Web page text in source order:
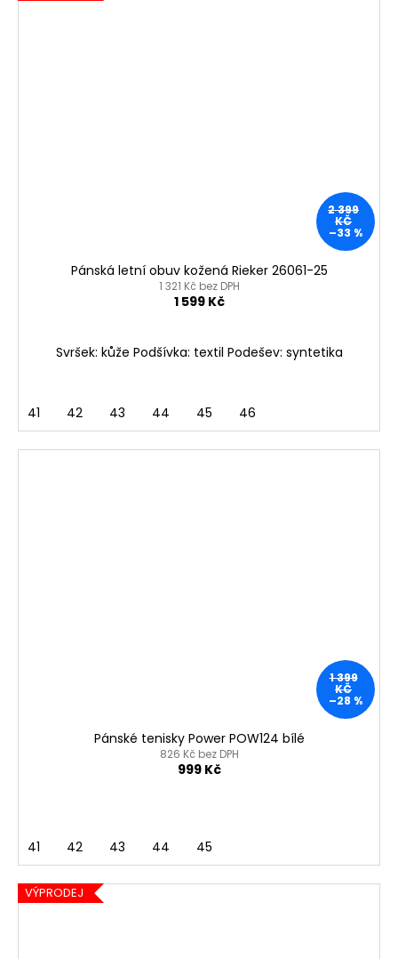
2 399
KČ
–33 %
Pánská letní obuv kožená Rieker 26061-25
1 321 Kč bez DPH
1 599 Kč
Svršek: kůže Podšívka: textil Podešev: syntetika
41 42 43 44 45 46
1 399
KČ
–28 %
Pánské tenisky Power POW124 bílé
826 Kč bez DPH
999 Kč
41 42 43 44 45
VÝPRODEJ